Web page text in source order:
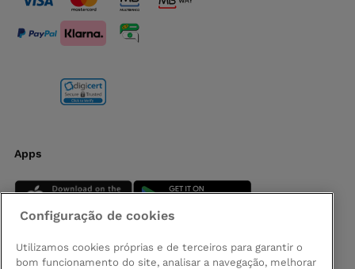
Apps
Configuração de cookies
Utilizamos cookies próprias e de terceiros para garantir o
bom funcionamento do site, analisar a navegação, melhorar